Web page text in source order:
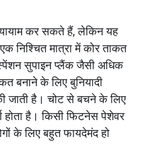
कर सकते हैं, लेकिन यह
निश्चित मात्रा में कोर ताकत
सुपाइन प्लैंक जैसी अधिक
बनाने के लिए बुनियादी
जाती है। चोट से बचने के लिए
होता है। किसी फिटनेस पेशेवर
के लिए बहुत फायदेमंद हो